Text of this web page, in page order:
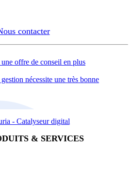
contacter
offre de conseil en plus
nécessite une très bonne
& SERVICES